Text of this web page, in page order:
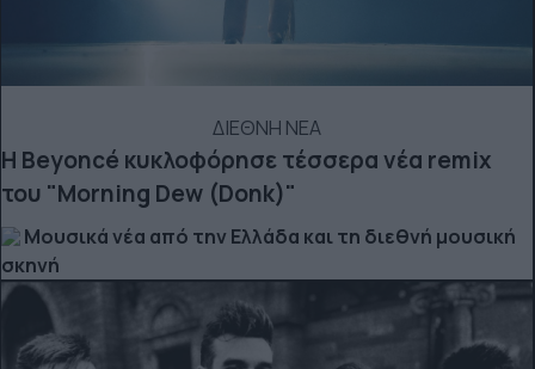
ΔΙΕΘΝΗ ΝΕΑ
Η Beyoncé κυκλοφόρησε τέσσερα νέα remix
του "Morning Dew (Donk)"
Μουσικά νέα από την Ελλάδα και τη διεθνή μουσική
σκηνή